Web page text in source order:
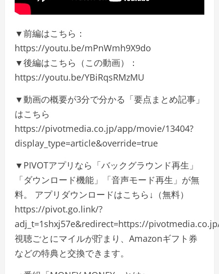
▼前編はこちら：
https://youtu.be/mPnWmh9X9do
▼後編はこちら（この動画）：
https://youtu.be/YBiRqsRMzMU
▼動画の概要が3分で分かる「要点まとめ記事」
はこちら
https://pivotmedia.co.jp/app/movie/13404?
display_type=article&override=true
▼PIVOTアプリなら「バックグラウンド再生」
「ダウンロード機能」「音声モード再生」が無
料。 アプリダウンロードはこちら↓（無料）
https://pivot.go.link/?
adj_t=1shxj57e&redirect=https://
視聴ごとにマイルが貯まり、Amazonギフト券
などの特典と交換できます。